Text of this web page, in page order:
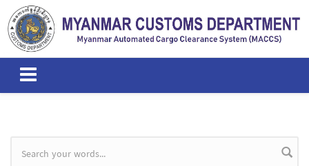
Skip to main content
Search form